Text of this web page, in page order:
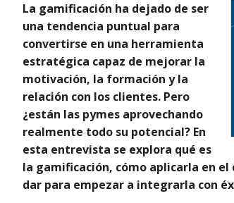
La gamificación ha dejado de ser
una tendencia puntual para
convertirse en una herramienta
estratégica capaz de mejorar la
motivación, la formación y la
relación con los clientes. Pero
¿están las pymes aprovechando
realmente todo su potencial? En
esta entrevista se explora qué es
la gamificación, cómo aplicarla en
dar para empezar a integrarla con